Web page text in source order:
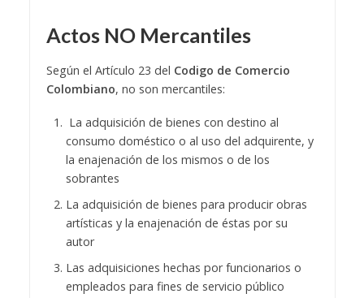
Actos NO Mercantiles
Según el Artículo 23 del Codigo de Comercio
Colombiano, no son mercantiles:
La adquisición de bienes con destino al
consumo doméstico o al uso del adquirente, y
la enajenación de los mismos o de los
sobrantes
La adquisición de bienes para producir obras
artísticas y la enajenación de éstas por su
autor
Las adquisiciones hechas por funcionarios o
empleados para fines de servicio público